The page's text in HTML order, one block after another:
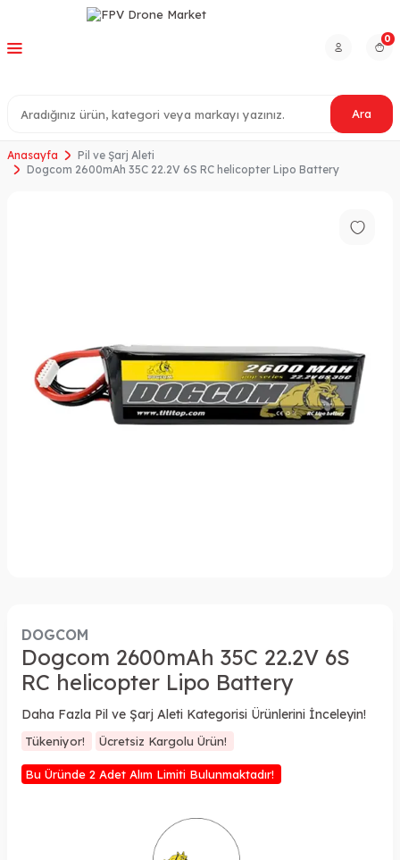
Ara
0
Anasayfa
Pil ve Şarj Aleti
Dogcom 2600mAh 35C 22.2V 6S RC helicopter Lipo Battery
DOGCOM
Dogcom 2600mAh 35C 22.2V 6S
RC helicopter Lipo Battery
Daha Fazla Pil ve Şarj Aleti Kategorisi Ürünlerini İnceleyin!
Tükeniyor! Ücretsiz Kargolu Ürün!
Bu Üründe 2 Adet Alım Limiti Bulunmaktadır!